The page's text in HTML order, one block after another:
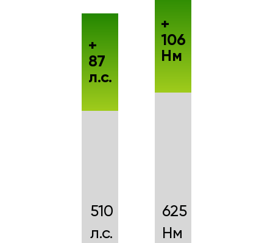
510
л.с.
+
87
л.с.
625
Нм
+
106
Нм